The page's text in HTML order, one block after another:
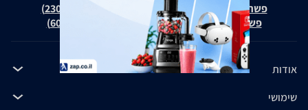
פשרה בת"צ אבנצ'יק נ' זאפ גרופ (ת"צ 23008-08-20)
פשרה בת"צ כהנים נ' זאפ גרופ (ת"צ 60371-12-19)
אודות
שימושי